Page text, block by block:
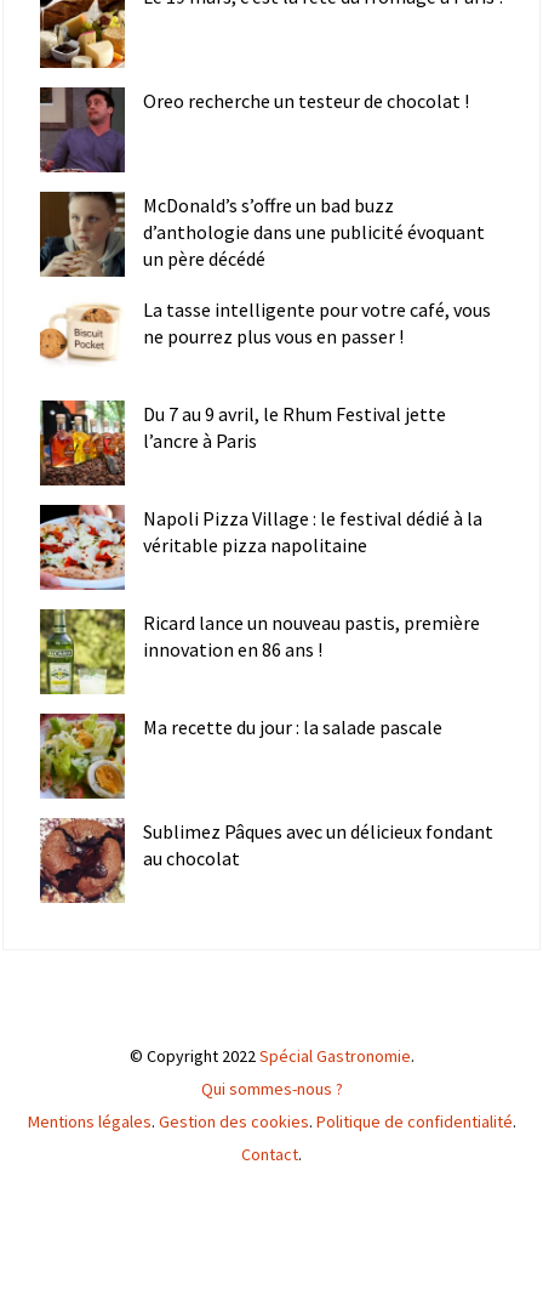
Oreo recherche un testeur de chocolat !
McDonald’s s’offre un bad buzz
d’anthologie dans une publicité évoquant
un père décédé
La tasse intelligente pour votre café, vous
ne pourrez plus vous en passer !
Du 7 au 9 avril, le Rhum Festival jette
l’ancre à Paris
Napoli Pizza Village : le festival dédié à la
véritable pizza napolitaine
Ricard lance un nouveau pastis, première
innovation en 86 ans !
Ma recette du jour : la salade pascale
Sublimez Pâques avec un délicieux fondant
au chocolat
© Copyright 2022Spécial Gastronomie.
Qui sommes-nous ?
Mentions légales. Gestion des cookies. Politique de confidentialité.
Contact.